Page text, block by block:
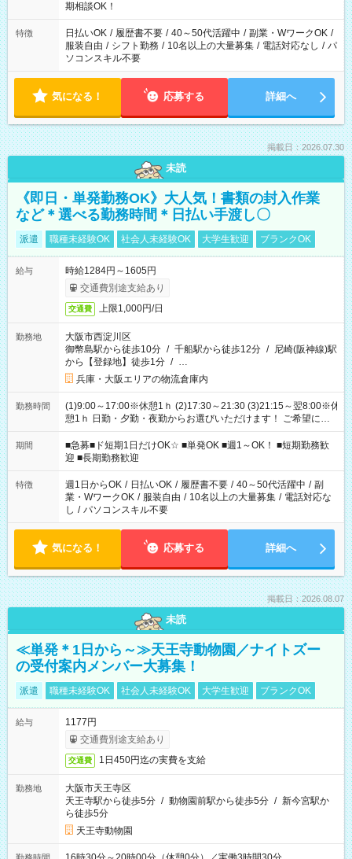
期相談OK！
特徴 日払いOK / 履歴書不要 / 40～50代活躍中 / 副業・WワークOK /
服装自由 / シフト勤務 / 10名以上の大量募集 / 電話対応なし / パ
ソコンスキル不要
気になる！ 応募する 詳細へ
掲載日：2026.07.30
未読
《即日・単発勤務OK》大人気！書類の封入作業
など＊選べる勤務時間＊日払い手渡し〇
派遣 職種未経験OK 社会人未経験OK 大学生歓迎 ブランクOK
給与
時給1284円～1605円
交通費別途支給あり
交通費 上限1,000円/日
勤務地
大阪市西淀川区
御幣島駅から徒歩10分 / 千船駅から徒歩12分 / 尼崎(阪神線)駅
から【登録地】徒歩1分 / …
兵庫・大阪エリアの物流倉庫内
勤務時間
(1)9:00～17:00※休憩1ｈ (2)17:30～21:30 (3)21:15～翌8:00※休
憩1ｈ 日勤・夕勤・夜勤からお選びいただけます！ ご希望に合
わせて働けるお仕事です(*^^*) 【その他選べる勤務時間】 8-17
時/9-17時/9-18時/10-18時/11-21時/18-22時/20-翌4時/21-翌5
時/22-翌6時/0-翌8時 ご自身のご都合で選んで頂ける完全自由シ
フト！
期間
■急募■ド短期1日だけOK☆ ■単発OK ■週1～OK！ ■短期勤務歓
迎 ■長期勤務歓迎
特徴 週1日からOK / 日払いOK / 履歴書不要 / 40～50代活躍中 / 副
業・WワークOK / 服装自由 / 10名以上の大量募集 / 電話対応な
し / パソコンスキル不要
気になる！ 応募する 詳細へ
掲載日：2026.08.07
未読
≪単発＊1日から～≫天王寺動物園／ナイトズー
の受付案内メンバー大募集！
派遣 職種未経験OK 社会人未経験OK 大学生歓迎 ブランクOK
給与
1177円
交通費別途支給あり
交通費 1日450円迄の実費を支給
勤務地
大阪市天王寺区
天王寺駅から徒歩5分 / 動物園前駅から徒歩5分 / 新今宮駅か
ら徒歩5分
天王寺動物園